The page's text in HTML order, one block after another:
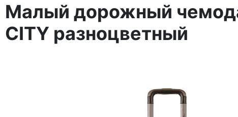
Малый дорожный
CITY разноцветный